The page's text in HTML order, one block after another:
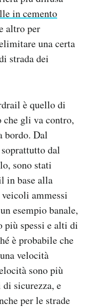
in cemento
altro per
una certa
strada dei
è quello di
che gli va contro,
bordo. Dal
dal
sono stati
in base alla
ammessi
esempio banale,
più spessi e alti di
è probabile che
velocità
sono più
sicurezza, e
per le strade